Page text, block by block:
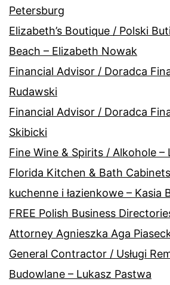
Petersburg
Elizabeth’s Boutique / Polski
Beach – Elizabeth Nowak
Financial Advisor / Doradca
Rudawski
Financial Advisor / Doradca
Skibicki
Fine Wine & Spirits / Alkohole –
Florida Kitchen & Bath
kuchenne i łazienkowe – Kasia
FREE Polish Business
Attorney Agnieszka Aga
General Contractor / Usługi
Budowlane – Lukasz Pastwa